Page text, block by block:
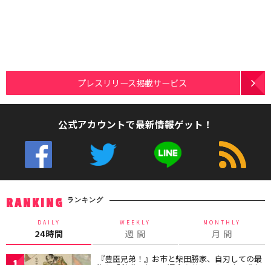
プレスリリース掲載サービス
公式アカウントで最新情報ゲット！
RANKING ランキング
DAILY
24時間
WEEKLY
週 間
MONTHLY
月 間
『豊臣兄弟！』お市と柴田勝家、自刃しての最